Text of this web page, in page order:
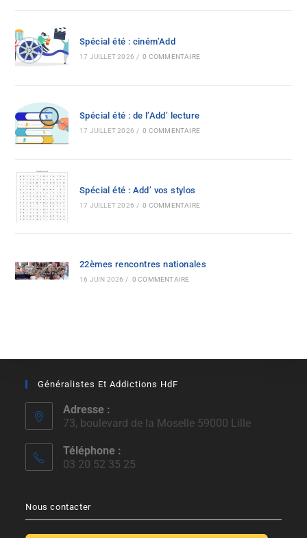
Spécial été : ciném’Add
17 JUILLET 2026 / 0 COMMENTAIRE
Spécial été : de l’Add’ lecture
17 JUILLET 2026 / 0 COMMENTAIRE
Spécial été : Add’ vos stylos
17 JUILLET 2026 / 0 COMMENTAIRE
22èmes rencontres nationales
16 JUIN 2026 / 0 COMMENTAIRE
Généralistes Et Addictions HdF
Adresse :
73, boulevard de la Moselle 59000 Lille
Téléphone :
03 20 52 35 25
Nous contacter